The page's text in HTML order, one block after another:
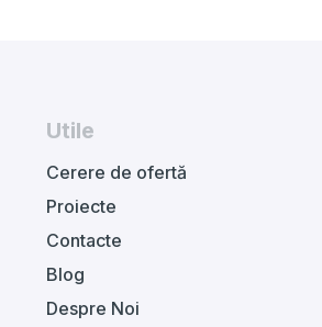
Utile
Cerere de ofertă
Proiecte
Contacte
Blog
Despre Noi